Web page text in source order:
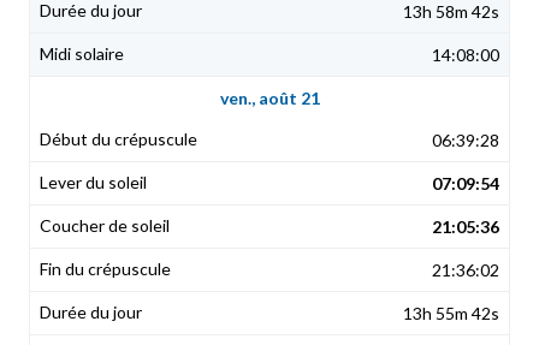
13h 58m 42s
14:08:00
ven., août 21
06:39:28
07:09:54
21:05:36
21:36:02
13h 55m 42s